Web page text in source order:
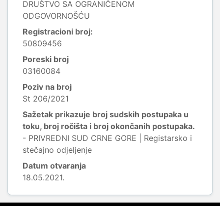
DRUŠTVO SA OGRANIČENOM
ODGOVORNOŠĆU
Registracioni broj:
50809456
Poreski broj
03160084
Poziv na broj
St 206/2021
Sažetak prikazuje broj sudskih postupaka u
toku, broj ročišta i broj okončanih postupaka.
- PRIVREDNI SUD CRNE GORE | Registarsko i
stečajno odjeljenje
Datum otvaranja
18.05.2021.